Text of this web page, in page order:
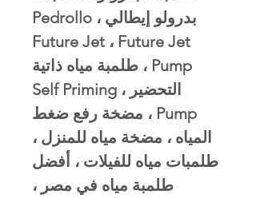
بدرولو إيطالي ، Pedrollo
Future Jet ، Future Jet
Pump ، طلمبة مياه ذاتية
التحضير ، Self Priming
Pump ، مضخة رفع ضغط
المياه ، مضخة مياه للمنزل ،
طلمبات مياه للفيلات ، أفضل
طلمبة مياه في مصر ،